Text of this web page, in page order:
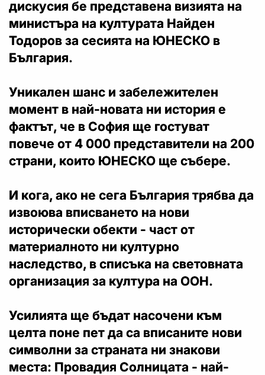
дискусия бе представена визията на
министъра на културата Найден
Тодоров за сесията на ЮНЕСКО в
България.
Уникален шанс и забележителен
момент в най-новата ни история е
фактът, че в София ще гостуват
повече от 4 000 представители на 200
страни, които ЮНЕСКО ще събере.
И кога, ако не сега България трябва да
извоюва вписването на нови
исторически обекти - част от
материалното ни културно
наследство, в списъка на световната
организация за култура на ООН.
Усилията ще бъдат насочени към
целта поне пет да са вписаните нови
символни за страната ни знакови
места: Провадия Солницата - най-